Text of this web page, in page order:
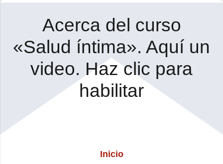
Acerca del curso
«Salud íntima». Aquí un
video. Haz clic para
habilitar
Inicio